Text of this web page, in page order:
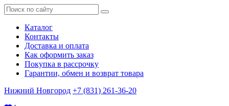
Каталог
Контакты
Доставка и оплата
Как оформить заказ
Покупка в рассрочку
Гарантии, обмен и возврат товара
Нижний Новгород +7 (831) 261-36-20